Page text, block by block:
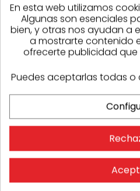
Film protector ventanas
Protecfilm Wall
Stock
En esta web utilizamos
Algunas son esenciales
bien, y otras nos ayudan a
a mostrarte contenido
ofrecerte publicidad que
Puedes aceptarlas todas o